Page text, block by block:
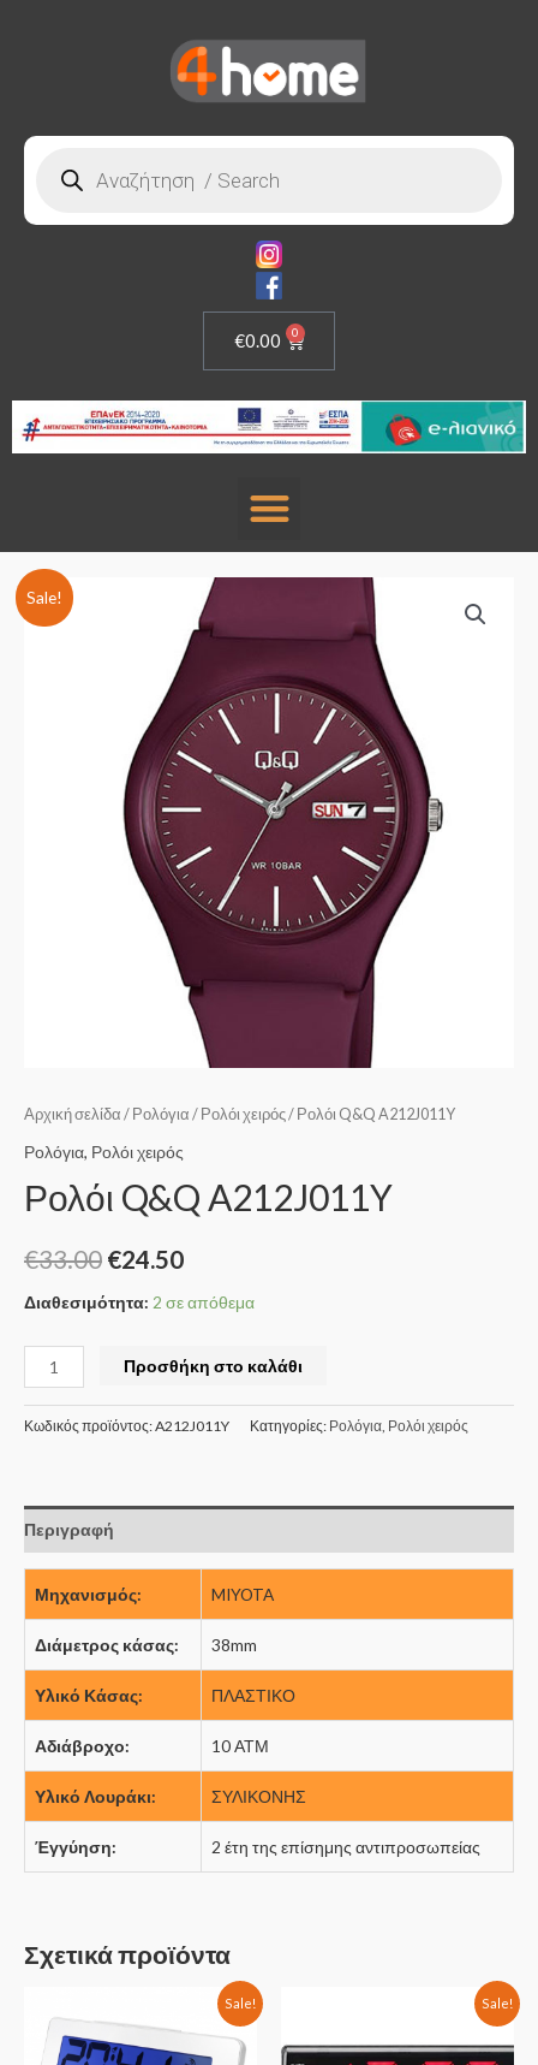
€0.00 0
Sale!
Αρχική σελίδα / Ρολόγια / Ρολόι χειρός/ Ρολόι Q&Q A212J011Y
Ρολόγια, Ρολόι χειρός
Ρολόι Q&Q A212J011Y
€33.00 €24.50
Διαθεσιμότητα: 2 σε απόθεμα
Προσθήκη στο καλάθι
Κωδικός προϊόντος:A212J011Y Κατηγορίες: Ρολόγια, Ρολόι χειρός
Περιγραφή
Μηχανισμός: MIYOTA
Διάμετρος κάσας: 38mm
Υλικό Κάσας: ΠΛΑΣΤΙΚΟ
Αδιάβροχο: 10 ΑΤΜ
Υλικό Λουράκι: ΣΥΛΙΚΟΝΗΣ
Έγγύηση: 2 έτη της επίσημης αντιπροσωπείας
Σχετικά προϊόντα
Sale! Sale!